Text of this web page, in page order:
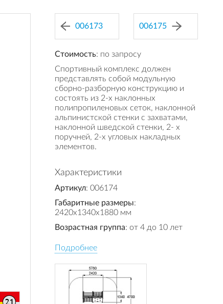
006173 006175
Стоимость: по запросу
Спортивный комплекс должен
представлять собой модульную
сборно-разборную конструкцию и
состоять из 2-х наклонных
полипропиленовых сеток, наклонной
альпинистской стенки с захватами,
наклонной шведской стенки, 2- х
поручней, 2-х угловых накладных
элементов.
Характеристики
Артикул: 006174
Габаритные размеры:
2420x1340x1880 мм
Возрастная группа: от 4 до 10 лет
Подробнее